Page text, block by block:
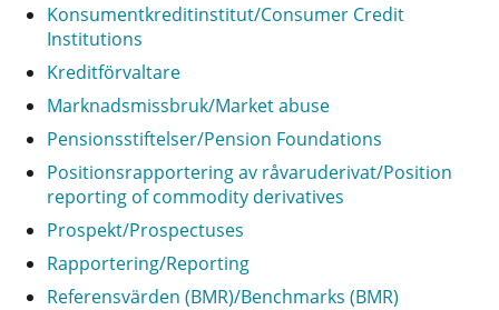
Konsumentkreditinstitut/Consumer Credit
Institutions
Kreditförvaltare
Marknadsmissbruk/Market abuse
Pensionsstiftelser/Pension Foundations
Positionsrapportering av råvaruderivat/Position
reporting of commodity derivatives
Prospekt/Prospectuses
Rapportering/Reporting
Referensvärden (BMR)/Benchmarks (BMR)